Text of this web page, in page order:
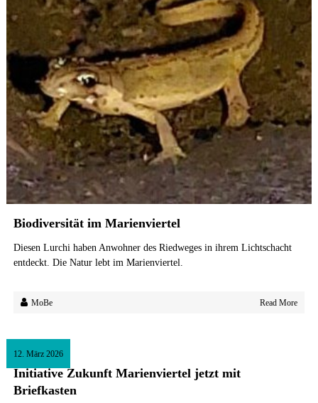
Biodiversität im Marienviertel
Diesen Lurchi haben Anwohner des Riedweges in ihrem Lichtschacht
entdeckt. Die Natur lebt im Marienviertel.
MoBe Read More
12. März 2026
Initiative Zukunft Marienviertel jetzt mit
Briefkasten